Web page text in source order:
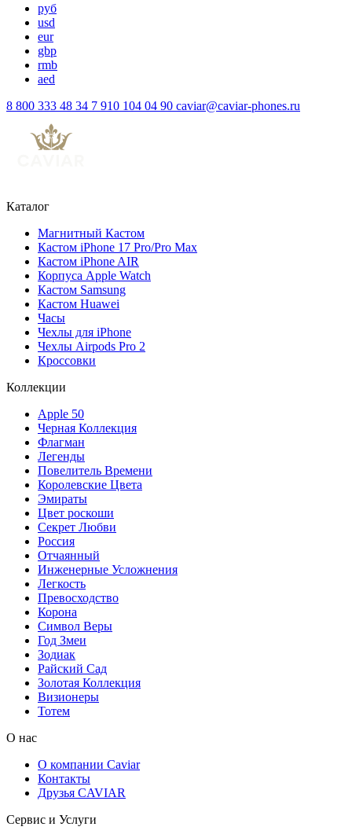
руб
usd
eur
gbp
rmb
aed
8 800 333 48 34 7 910 104 04 90 caviar@caviar-phones.ru
Каталог
Магнитный Кастом
Кастом iPhone 17 Pro/Pro Max
Кастом iPhone AIR
Корпуса Apple Watch
Кастом Samsung
Кастом Huawei
Часы
Чехлы для iPhone
Чехлы Airpods Pro 2
Кроссовки
Коллекции
Apple 50
Черная Коллекция
Флагман
Легенды
Повелитель Времени
Королевские Цвета
Эмираты
Цвет роскоши
Секрет Любви
Россия
Отчаянный
Инженерные Усложнения
Легкость
Превосходство
Корона
Символ Веры
Год Змеи
Зодиак
Райский Сад
Золотая Коллекция
Визионеры
Тотем
О нас
О компании Caviar
Контакты
Друзья CAVIAR
Сервис и Услуги